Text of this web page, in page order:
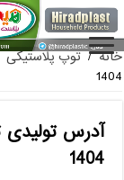
فروش گلدان
خانه / توپ پلاستیکی
1404
آدرس
1404